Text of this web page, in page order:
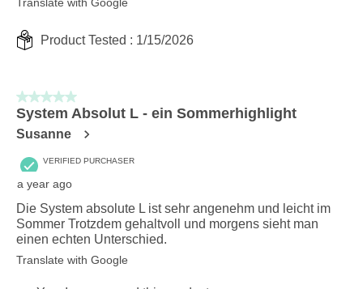
Product Tested : 1/15/2026
5 out of 5 stars.
System Absolut L - ein Sommerhighlight
Susanne
VERIFIED PURCHASER
a year ago
Die System absolute L ist sehr angenehm und leicht im
Sommer Trotzdem gehaltvoll und morgens sieht man
einen echten Unterschied.
Translate with Google